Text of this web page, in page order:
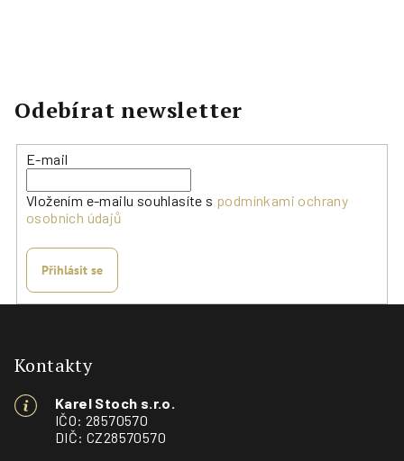
Odebírat newsletter
E-mail
Vložením e-mailu souhlasíte s podmínkami ochrany
osobních údajů
Přihlásit se
Kontakty
Karel Stoch s.r.o.
IČO: 28570570
DIČ: CZ28570570